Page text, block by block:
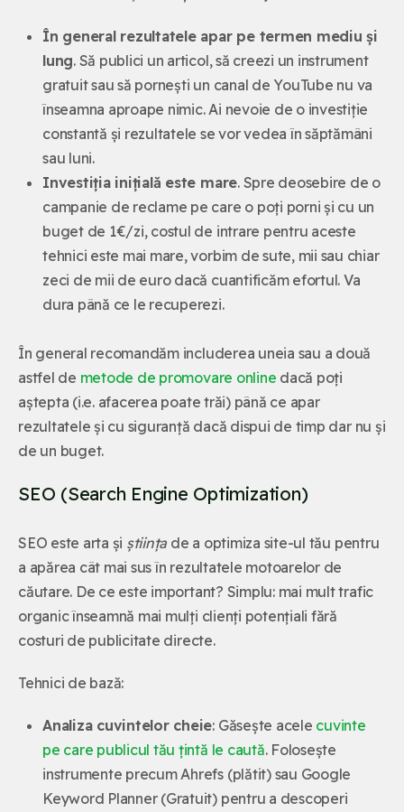
În general rezultatele apar pe termen mediu și
lung. Să publici un articol, să creezi un instrument
gratuit sau să pornești un canal de YouTube nu va
înseamna aproape nimic. Ai nevoie de o investiție
constantă și rezultatele se vor vedea în săptămâni
sau luni.
Investiția inițială este mare. Spre deosebire de o
campanie de reclame pe care o poți porni și cu un
buget de 1€/zi, costul de intrare pentru aceste
tehnici este mai mare, vorbim de sute, mii sau chiar
zeci de mii de euro dacă cuantificăm efortul. Va
dura până ce le recuperezi.
În general recomandăm includerea uneia sau a două
astfel de metode de promovare online dacă poți
aștepta (i.e. afacerea poate trăi) până ce apar
rezultatele și cu siguranță dacă dispui de timp dar nu și
de un buget.
SEO (Search Engine Optimization)
SEO este arta și știința de a optimiza site-ul tău pentru
a apărea cât mai sus în rezultatele motoarelor de
căutare. De ce este important? Simplu: mai mult trafic
organic înseamnă mai mulți clienți potențiali fără
costuri de publicitate directe.
Tehnici de bază:
Analiza cuvintelor cheie: Găsește acele cuvinte
pe care publicul tău țintă le caută. Folosește
instrumente precum Ahrefs (plătit) sau Google
Keyword Planner (Gratuit) pentru a descoperi